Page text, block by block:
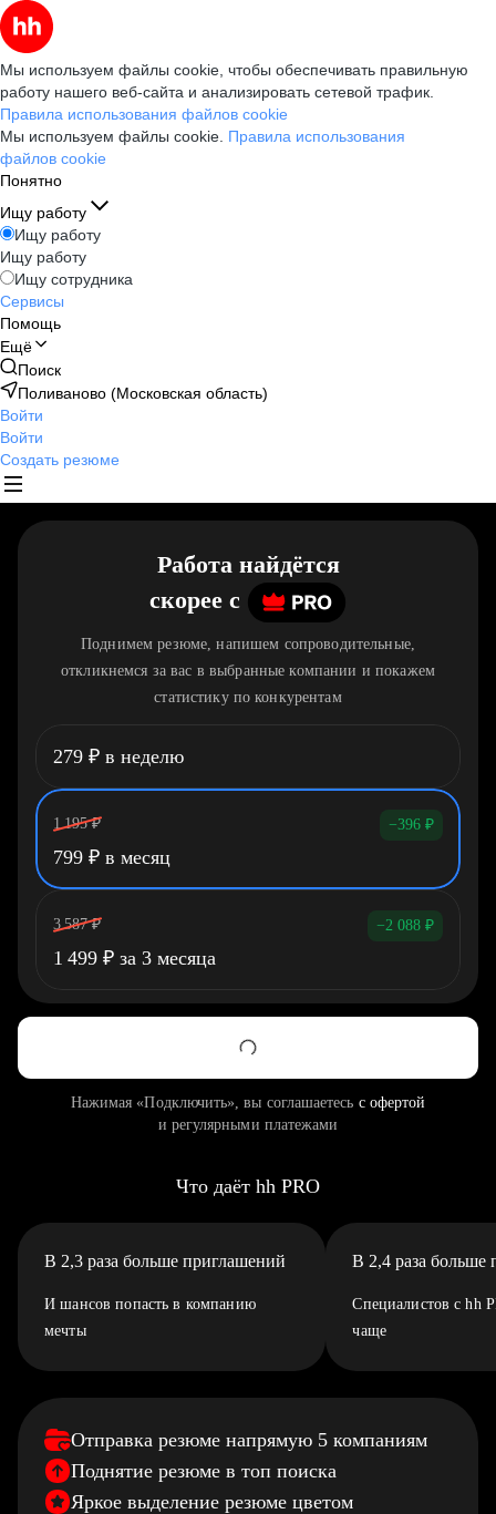
Мы используем файлы cookie, чтобы обеспечивать правильную
работу нашего веб-сайта и анализировать сетевой трафик.
Правила использования файлов cookie
Мы используем файлы cookie. Правила использования
файлов cookie
Понятно
Ищу работу
Ищу работу
Ищу работу
Ищу сотрудника
Сервисы
Помощь
Ещё
Поиск
Поливаново (Московская область)
Войти
Войти
Создать резюме
Работа найдётся
скорее c
Поднимем резюме, напишем сопроводительные,
откликнемся за вас в выбранные компании и покажем
статистику по конкурентам
279 ₽ в неделю
1 195 ₽ −396 ₽
799 ₽ в месяц
3 587 ₽ −2 088 ₽
1 499 ₽ за 3 месяца
Нажимая «Подключить», вы соглашаетесь с офертой
и регулярными платежами
Что даёт hh PRO
В 2,3 раза больше приглашений
И шансов попасть в компанию
мечты
В 2,4 раза больше
Специалистов с hh
чаще
Отправка резюме напрямую 5 компаниям
Поднятие резюме в топ поиска
Яркое выделение резюме цветом